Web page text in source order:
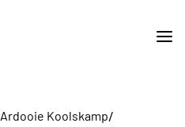
Ardooie Koolskamp/